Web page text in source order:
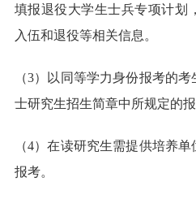
填报退役大学生士兵专项计划
入伍和退役等相关信息。
（3）以同等学力身份报考的
士研究生招生简章中所规定的
（4）在读研究生需提供培养
报考。